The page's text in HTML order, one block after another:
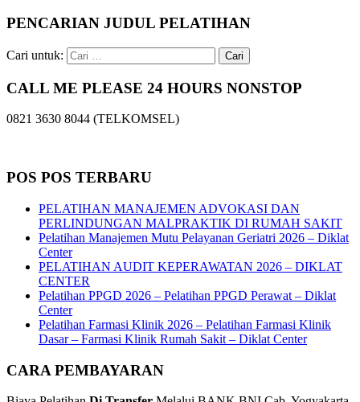
PENCARIAN JUDUL PELATIHAN
Cari untuk:
CALL ME PLEASE 24 HOURS NONSTOP
0821 3630 8044 (TELKOMSEL)
POS POS TERBARU
PELATIHAN MANAJEMEN ADVOKASI DAN
PERLINDUNGAN MALPRAKTIK DI RUMAH SAKIT
Pelatihan Manajemen Mutu Pelayanan Geriatri 2026 – Diklat
Center
PELATIHAN AUDIT KEPERAWATAN 2026 – DIKLAT
CENTER
Pelatihan PPGD 2026 – Pelatihan PPGD Perawat – Diklat
Center
Pelatihan Farmasi Klinik 2026 – Pelatihan Farmasi Klinik
Dasar – Farmasi Klinik Rumah Sakit – Diklat Center
CARA PEMBAYARAN